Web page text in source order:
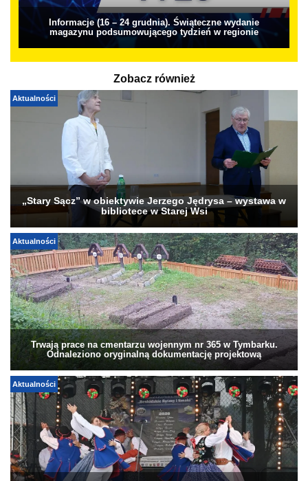
Informacje (16 – 24 grudnia). Świąteczne wydanie
magazynu podsumowującego tydzień w regionie
Zobacz również
Aktualności
„Stary Sącz” w obiektywie Jerzego Jędrysa – wystawa w
bibliotece w Starej Wsi
Aktualności
Trwają prace na cmentarzu wojennym nr 365 w Tymbarku.
Odnaleziono oryginalną dokumentację projektową
Aktualności